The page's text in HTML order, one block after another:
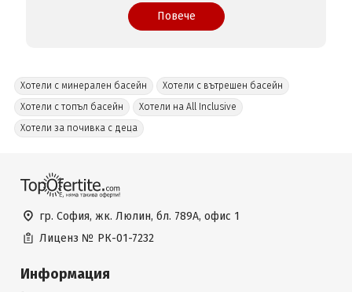
Повече
Хотели с минерален басейн
Хотели с вътрешен басейн
Хотели с топъл басейн
Хотели на All Inclusive
Хотели за почивка с деца
гр. София, жк. Люлин, бл. 789А, офис 1
Лиценз № РК-01-7232
Информация